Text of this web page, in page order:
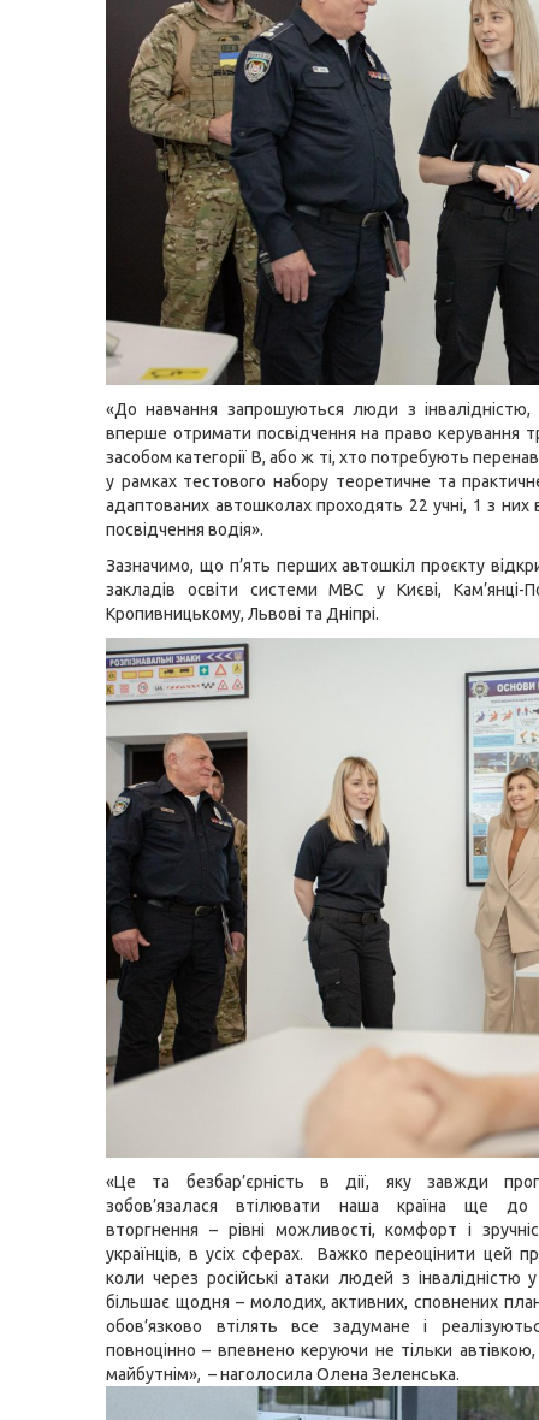
«До навчання запрошуються люди з інвалідністю,
вперше отримати посвідчення на право керування
засобом категорії В, або ж ті, хто потребують
у рамках тестового набору теоретичне та
адаптованих автошколах проходять 22 учні, 1 з
посвідчення водія».
Зазначимо, що п’ять перших автошкіл проєкту
закладів освіти системи МВС у Києві, Кам’янці-
Кропивницькому, Львові та Дніпрі.
«Це та безбар’єрність в дії, яку завжди
зобов’язалася втілювати наша країна ще до
вторгнення – рівні можливості, комфорт і
українців, в усіх сферах. Важко переоцінити цей
коли через російські атаки людей з інвалідністю
більшає щодня – молодих, активних, сповнених
обов’язково втілять все задумане і
повноцінно – впевнено керуючи не тільки
майбутнім», – наголосила Олена Зеленська.